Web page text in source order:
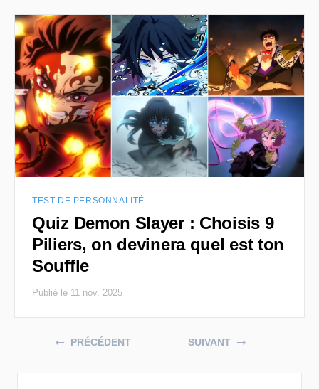
TEST DE PERSONNALITÉ
Quiz Demon Slayer : Choisis 9
Piliers, on devinera quel est ton
Souffle
Publié le 11 nov. 2025
Posts navigation
PRÉCÉDENT SUIVANT